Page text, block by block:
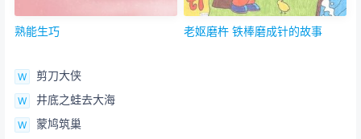
熟能生巧 老妪磨杵 铁棒磨成针的故事
剪刀大侠
井底之蛙去大海
蒙鸠筑巢